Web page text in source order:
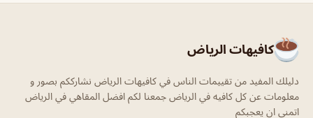
كافيهات الرياض
دليلك المفيد من تقييمات الناس في كافيهات الرياض نشارككم بصور و
معلومات عن كل كافيه في الرياض جمعنا لكم افضل المقاهي في الرياض
اتمنى ان يعجبكم